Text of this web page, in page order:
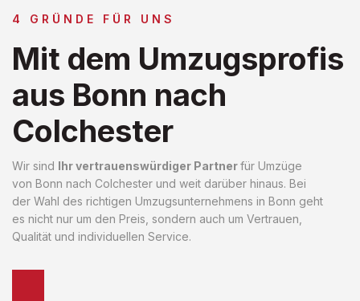
4 GRÜNDE FÜR UNS
Mit dem Umzugsprofis
aus Bonn nach
Colchester
Wir sind Ihr vertrauenswürdiger Partnerfür Umzüge
von Bonn nach Colchester und weit darüber hinaus. Bei
der Wahl des richtigen Umzugsunternehmens in Bonn geht
es nicht nur um den Preis, sondern auch um Vertrauen,
Qualität und individuellen Service.